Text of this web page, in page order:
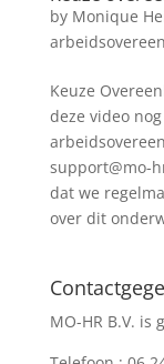
by Monique
Keuze
deze video
support@mo-
dat we
over dit
MO-HR B.V.